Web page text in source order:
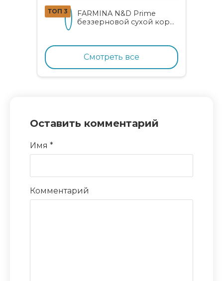
ТОП 3
FARMINA N&D Prime
беззерновой сухой корм
курицей и гранатом
Смотреть все
Оставить комментарий
Имя *
Комментарий